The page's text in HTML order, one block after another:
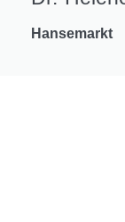
Hansemarkt